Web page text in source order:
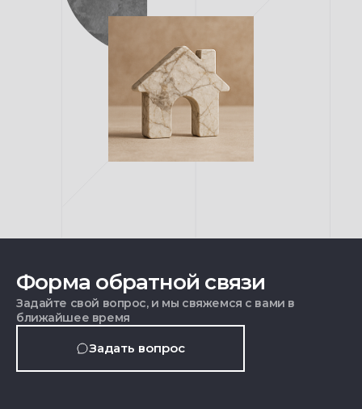
Форма обратной связи
Задайте свой вопрос, и мы свяжемся с вами в
ближайшее время
Задать вопрос